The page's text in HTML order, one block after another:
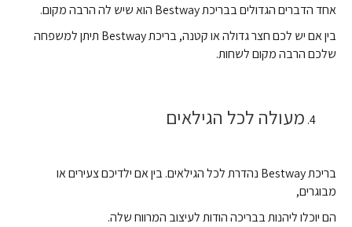
אחד הדברים הגדולים בבריכת Bestway הוא שיש לה הרבה מקום.
בין אם יש לכם חצר גדולה או קטנה, בריכת Bestway תיתן למשפחה
שלכם הרבה מקום לשחות.
מעולה לכל הגילאים
בריכת Bestway נהדרת לכל הגילאים. בין אם ילדיכם צעירים או
מבוגרים,
הם יוכלו ליהנות בבריכה הודות לעיצוב המרווח שלה.